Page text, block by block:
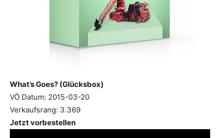
What’s Goes? (Glücksbox)
VÖ Datum: 2015-03-20
Verkaufsrang: 3.369
Jetzt vorbestellen